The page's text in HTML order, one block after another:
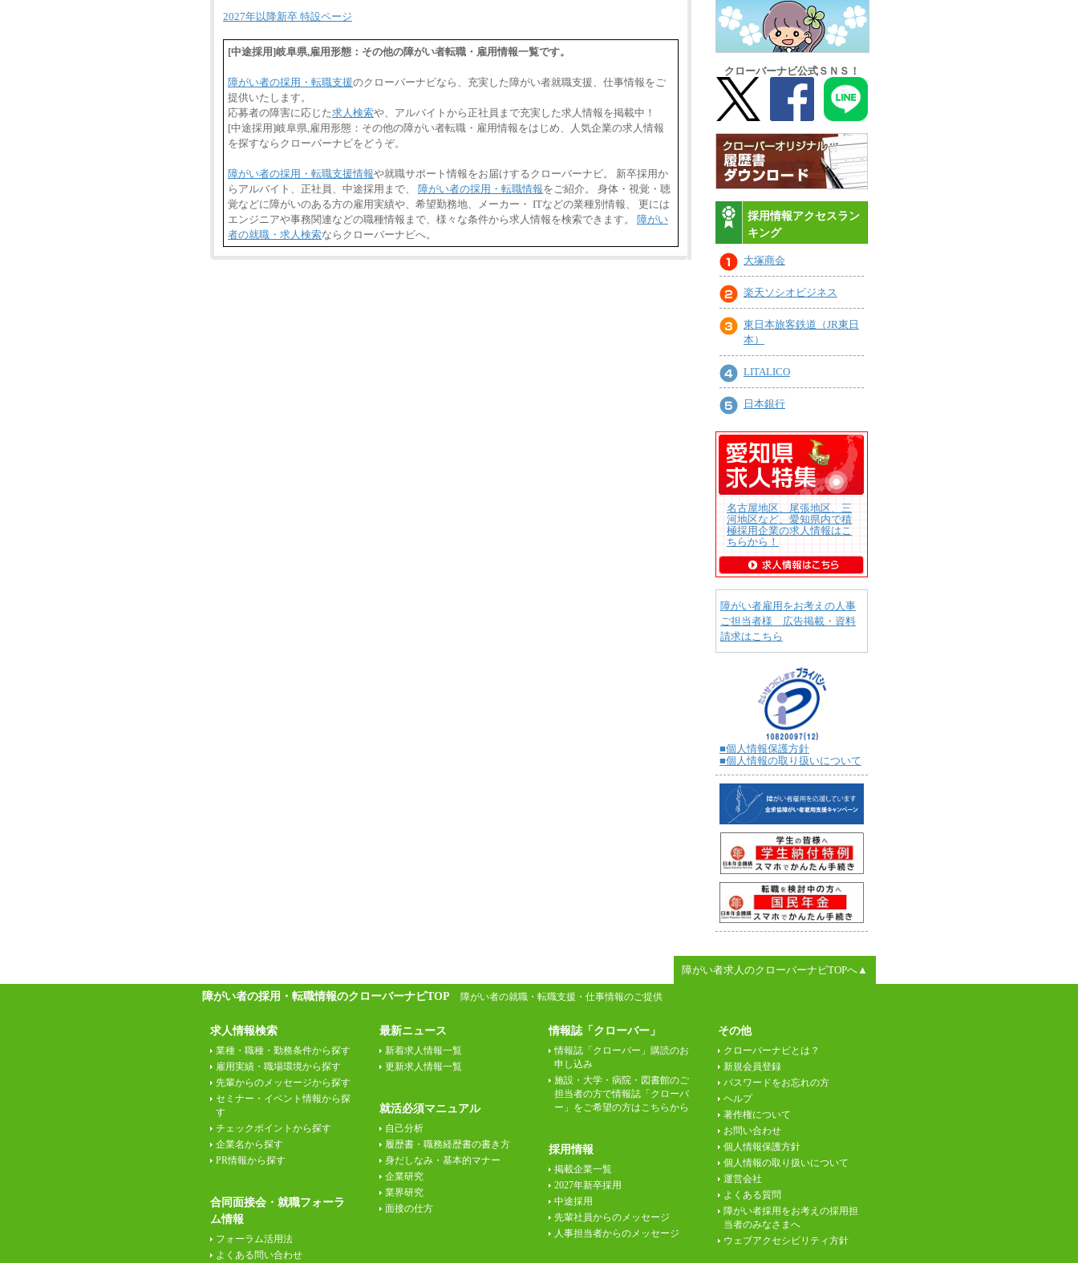
2027年以降新卒 特設ページ
[中途採用]岐阜県,雇用形態：その他の障がい者転職・雇用情報一覧です。
障がい者の採用・転職支援のクローバーナビなら、充実した障がい者就職支援、仕事情報をご
提供いたします。
応募者の障害に応じた求人検索や、アルバイトから正社員まで充実した求人情報を掲載中！
[中途採用]岐阜県,雇用形態：その他の障がい者転職・雇用情報をはじめ、人気企業の求人情報
を探すならクローバーナビをどうぞ。
障がい者の採用・転職支援情報や就職サポート情報をお届けするクローバーナビ。 新卒採用か
らアルバイト、正社員、中途採用まで、 障がい者の採用・転職情報をご紹介。 身体・視覚・聴
覚などに障がいのある方の雇用実績や、希望勤務地、メーカー・ ITなどの業種別情報、 更には
エンジニアや事務関連などの職種情報まで、様々な条件から求人情報を検索できます。 障がい
者の就職・求人検索ならクローバーナビへ。
クローバーナビ公式ＳＮＳ！
採用情報アクセスラン
キング
大塚商会
楽天ソシオビジネス
東日本旅客鉄道（JR東日
本）
LITALICO
日本銀行
名古屋地区、尾張地区、三
河地区など、愛知県内で積
極採用企業の求人情報はこ
ちらから！
障がい者雇用をお考えの人事
ご担当者様 広告掲載・資料
請求はこちら
■個人情報保護方針
■個人情報の取り扱いについて
障がい者求人のクローバーナビTOPへ▲
障がい者の採用・転職情報のクローバーナビTOP 障がい者の就職・転職支援・仕事情報のご提供
求人情報検索
業種・職種・勤務条件から探す
雇用実績・職場環境から探す
先輩からのメッセージから探す
セミナー・イベント情報から探
す
チェックポイントから探す
企業名から探す
PR情報から探す
合同面接会・就職フォーラ
ム情報
フォーラム活用法
よくある問い合わせ
最新ニュース
新着求人情報一覧
更新求人情報一覧
就活必須マニュアル
自己分析
履歴書・職務経歴書の書き方
身だしなみ・基本的マナー
企業研究
業界研究
面接の仕方
情報誌「クローバー」
情報誌「クローバー」購読のお
申し込み
施設・大学・病院・図書館のご
担当者の方で情報誌「クローバ
ー」をご希望の方はこちらから
採用情報
掲載企業一覧
2027年新卒採用
中途採用
先輩社員からのメッセージ
人事担当者からのメッセージ
その他
クローバーナビとは？
新規会員登録
パスワードをお忘れの方
ヘルプ
著作権について
お問い合わせ
個人情報保護方針
個人情報の取り扱いについて
運営会社
よくある質問
障がい者採用をお考えの採用担
当者のみなさまへ
ウェブアクセシビリティ方針